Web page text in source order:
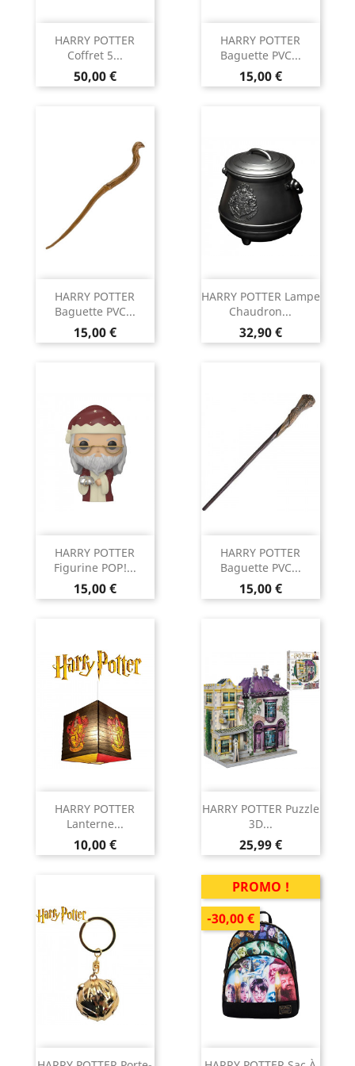
HARRY POTTER
Coffret 5...
Prix
50,00 €
HARRY POTTER
Baguette PVC...
Prix
15,00 €
HARRY POTTER
Baguette PVC...
Prix
15,00 €
HARRY POTTER Lampe
Chaudron...
Prix
32,90 €
HARRY POTTER
Figurine POP!...
Prix
15,00 €
HARRY POTTER
Baguette PVC...
Prix
15,00 €
HARRY POTTER
Lanterne...
Prix
10,00 €
HARRY POTTER Puzzle
3D...
Prix
25,99 €
PROMO !
-30,00 €